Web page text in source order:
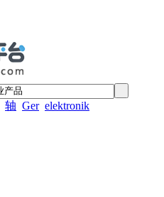
轴 Ger elektronik